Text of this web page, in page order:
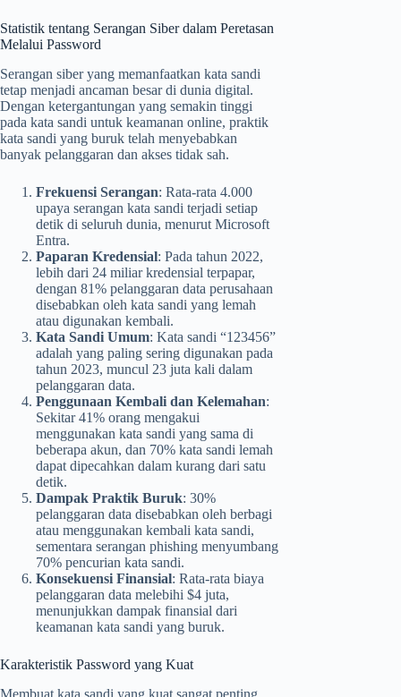
Statistik tentang Serangan Siber dalam Peretasan
Melalui Password
Serangan siber yang memanfaatkan kata sandi
tetap menjadi ancaman besar di dunia digital.
Dengan ketergantungan yang semakin tinggi
pada kata sandi untuk keamanan online, praktik
kata sandi yang buruk telah menyebabkan
banyak pelanggaran dan akses tidak sah.
Frekuensi Serangan: Rata-rata 4.000
upaya serangan kata sandi terjadi setiap
detik di seluruh dunia, menurut Microsoft
Entra.
Paparan Kredensial: Pada tahun 2022,
lebih dari 24 miliar kredensial terpapar,
dengan 81% pelanggaran data perusahaan
disebabkan oleh kata sandi yang lemah
atau digunakan kembali.
Kata Sandi Umum: Kata sandi “123456”
adalah yang paling sering digunakan pada
tahun 2023, muncul 23 juta kali dalam
pelanggaran data.
Penggunaan Kembali dan Kelemahan:
Sekitar 41% orang mengakui
menggunakan kata sandi yang sama di
beberapa akun, dan 70% kata sandi lemah
dapat dipecahkan dalam kurang dari satu
detik.
Dampak Praktik Buruk: 30%
pelanggaran data disebabkan oleh berbagi
atau menggunakan kembali kata sandi,
sementara serangan phishing menyumbang
70% pencurian kata sandi.
Konsekuensi Finansial: Rata-rata biaya
pelanggaran data melebihi $4 juta,
menunjukkan dampak finansial dari
keamanan kata sandi yang buruk.
Karakteristik Password yang Kuat
Membuat kata sandi yang kuat sangat penting